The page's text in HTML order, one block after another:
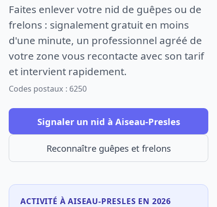
Faites enlever votre nid de guêpes ou de
frelons : signalement gratuit en moins
d'une minute, un professionnel agréé de
votre zone vous recontacte avec son tarif
et intervient rapidement.
Codes postaux : 6250
Signaler un nid à Aiseau-Presles
Reconnaître guêpes et frelons
ACTIVITÉ À AISEAU-PRESLES EN 2026